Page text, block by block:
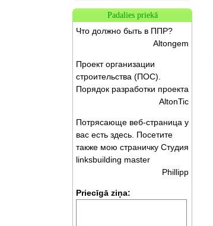
Padalies priekā
Что должно быть в ППР?
Altongem
Проект организации
строительства (ПОС).
Порядок разработки проекта
AltonTic
Потрясающе веб-страница у
вас есть здесь. Посетите
также мою страничку Студия
linksbuilding master
Phillipp
Priecīgā ziņa: